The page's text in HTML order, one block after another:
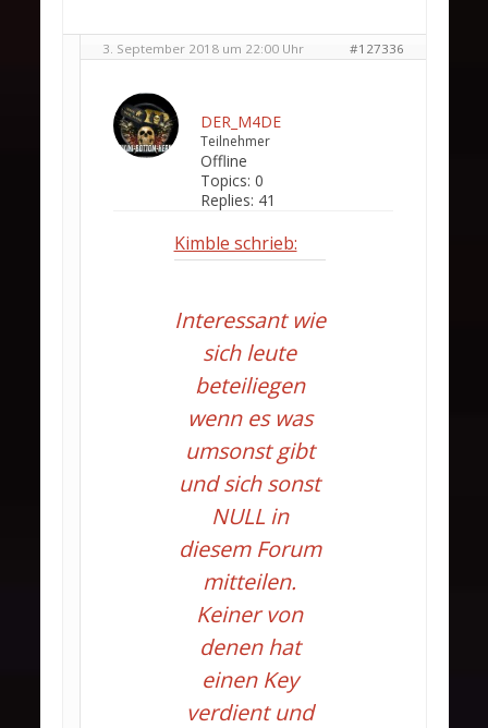
3. September 2018 um 22:00 Uhr #127336
DER_M4DE
Teilnehmer
Offline
Topics: 0
Replies: 41
Kimble schrieb:
Interessant wie
sich leute
beteiliegen
wenn es was
umsonst gibt
und sich sonst
NULL in
diesem Forum
mitteilen.
Keiner von
denen hat
einen Key
verdient und